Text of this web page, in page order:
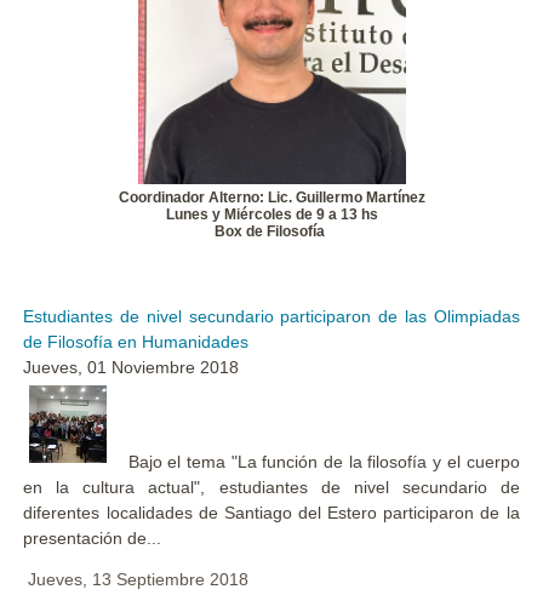
Coordinador Alterno: Lic. Guillermo Martínez
Lunes y Miércoles de 9 a 13 hs
Box de Filosofía
Estudiantes de nivel secundario participaron de las Olimpiadas
de Filosofía en Humanidades
Jueves, 01 Noviembre 2018
Bajo el tema "La función de la filosofía y el cuerpo
en la cultura actual", estudiantes de nivel secundario de
diferentes localidades de Santiago del Estero participaron de la
presentación de...
Jueves, 13 Septiembre 2018